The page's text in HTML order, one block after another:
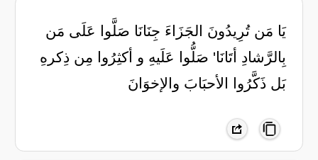
يَا مَن تُرِيدُونَ الجَزَاءَ جِنَانَا صَلَّوا عَلَى مَن
بِالرَّشادِ أتَانَا' صَلُّوا عَلَيهِ و أكثِرُوا مِن ذِكرهِ
بَل ذَكَّرُوا الأحبَابَ والإخوَانَ